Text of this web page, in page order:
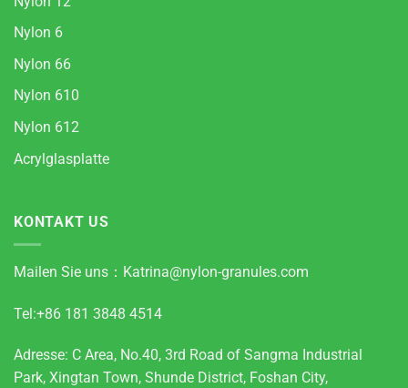
Nylon 6
Nylon 66
Nylon 610
Nylon 612
Acrylglasplatte
KONTAKT US
Mailen Sie uns： Katrina@nylon-granules.com
Tel:+86 181 3848 4514
Adresse: C Area, No.40, 3rd Road of Sangma Industrial
Park, Xingtan Town, Shunde District, Foshan City,